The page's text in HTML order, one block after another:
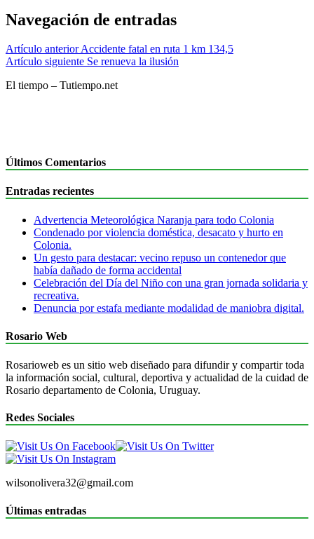
Navegación de entradas
Artículo anteriorAccidente fatal en ruta 1 km 134,5
Artículo siguiente Se renueva la ilusión
El tiempo – Tutiempo.net
Últimos Comentarios
Entradas recientes
Advertencia Meteorológica Naranja para todo Colonia
Condenado por violencia doméstica, desacato y hurto en
Colonia.
Un gesto para destacar: vecino repuso un contenedor que
había dañado de forma accidental
Celebración del Día del Niño con una gran jornada solidaria y
recreativa.
Denuncia por estafa mediante modalidad de maniobra digital.
Rosario Web
Rosarioweb es un sitio web diseñado para difundir y compartir toda
la información social, cultural, deportiva y actualidad de la cuidad de
Rosario departamento de Colonia, Uruguay.
Redes Sociales
wilsonolivera32@gmail.com
Últimas entradas